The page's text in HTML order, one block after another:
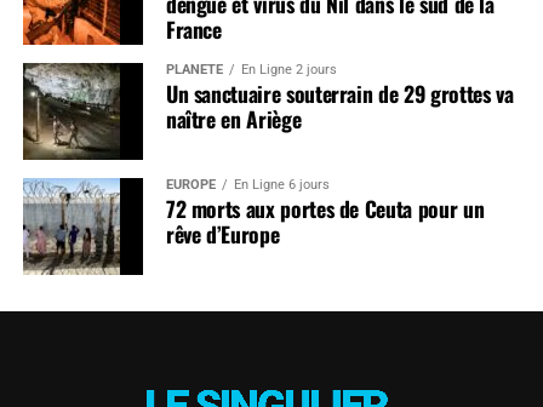
France
PLANÈTE En Ligne 2 jours
Un sanctuaire souterrain de 29 grottes va
naître en Ariège
EUROPE En Ligne 6 jours
72 morts aux portes de Ceuta pour un
rêve d’Europe